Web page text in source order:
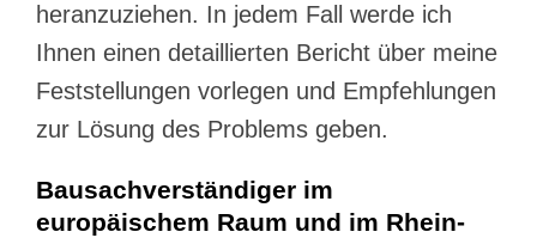
heranzuziehen. In jedem Fall werde ich
Ihnen einen detaillierten Bericht über meine
Feststellungen vorlegen und Empfehlungen
zur Lösung des Problems geben.
Bausachverständiger im
europäischem Raum und im Rhein-